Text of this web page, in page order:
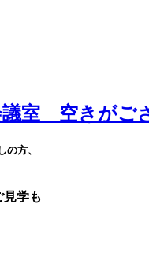
室 空きがご
の方、
見学も